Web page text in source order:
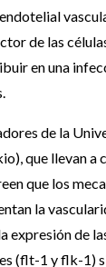
de las
en una
de la
que llevan a
que los
la
expresión de
(flt-1 y flk-1)